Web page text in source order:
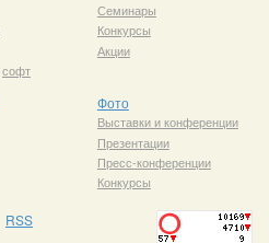
софт
Семинары
Конкурсы
Акции
Фото
Выставки и конференции
Презентации
Пресс-конференции
Конкурсы
RSS